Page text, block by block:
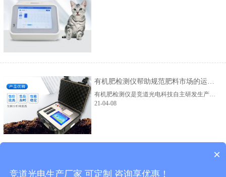
有机肥检测仪是竞道光电科技自主研发生产的肥料检测仪器，对各种各样的有机肥都可以进行检测，检测的结果准确有效，可以上传到监管平台，以供后期的查看和分析，这样做...
21-04-08
×
竞道光电生产厂家 可定制 咨询享优惠！